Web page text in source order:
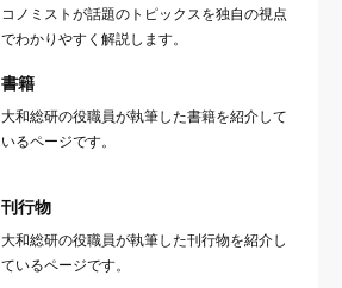
コノミストが話題のトピックスを独自の視点
でわかりやすく解説します。
書籍
大和総研の役職員が執筆した書籍を紹介して
いるページです。
刊行物
大和総研の役職員が執筆した刊行物を紹介し
ているページです。